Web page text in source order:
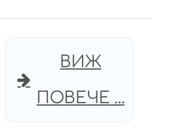
ВИЖ
ПОВЕЧЕ ...